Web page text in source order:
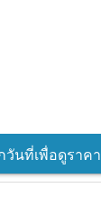
วันที่เพื่อดูราคา